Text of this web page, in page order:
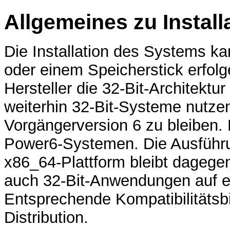
Allgemeines zu
Die Installation des Systems
oder einem Speicherstick
Hersteller die 32-Bit-
weiterhin 32-Bit-Systeme
Vorgängerversion 6 zu
Power6-Systemen. Die
x86_64-Plattform bleibt
auch 32-Bit-Anwendungen auf
Entsprechende
Distribution.